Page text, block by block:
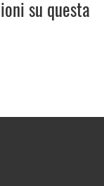
su questa